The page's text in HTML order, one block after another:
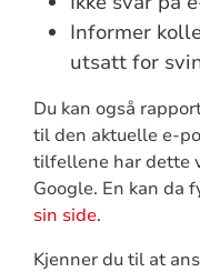
Informer
utsatt for
Du kan også
til den aktuelle e-
tilfellene har dette
Google. En kan da
sin side.
Kjenner du til at